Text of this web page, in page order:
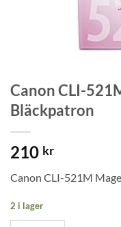
Canon CLI-
Bläckpatron
210 kr
Canon CLI-521M
2 i lager